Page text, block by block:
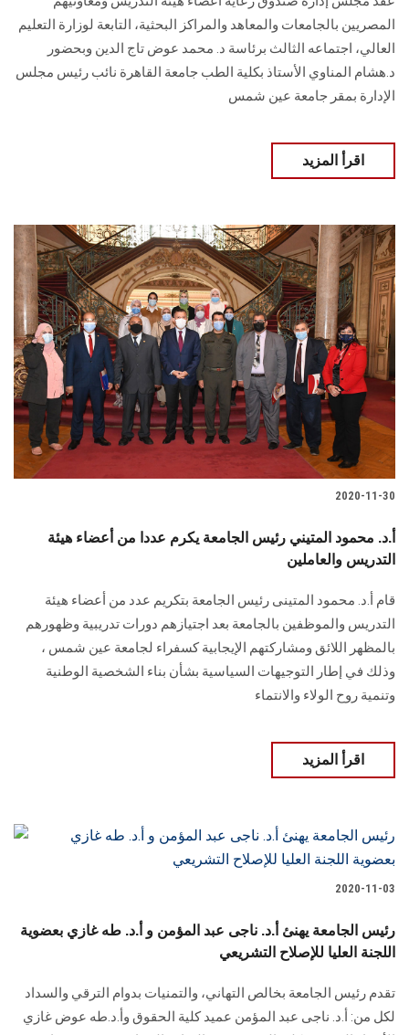
المصريين بالجامعات والمعاهد والمراكز البحثية، التابعة لوزارة التعليم
العالي، اجتماعه الثالث برئاسة د. محمد عوض تاج الدين وبحضور
د.هشام المناوي الأستاذ بكلية الطب جامعة القاهرة نائب رئيس مجلس
الإدارة بمقر جامعة عين شمس
اقرأ المزيد
2020-11-30
أ.د. محمود المتيني رئيس الجامعة يكرم عددا من أعضاء هيئة
التدريس والعاملين
قام أ.د. محمود المتينى رئيس الجامعة بتكريم عدد من أعضاء هيئة
التدريس والموظفين بالجامعة بعد اجتيازهم دورات تدريبية وظهورهم
بالمظهر اللائق ومشاركتهم الإيجابية كسفراء لجامعة عين شمس ،
وذلك في إطار التوجيهات السياسية بشأن بناء الشخصية الوطنية
وتنمية روح الولاء والانتماء
اقرأ المزيد
2020-11-03
رئيس الجامعة يهنئ أ.د. ناجى عبد المؤمن و أ.د. طه غازي بعضوية
اللجنة العليا للإصلاح التشريعي
تقدم رئيس الجامعة بخالص التهاني، والتمنيات بدوام الترقي والسداد
لكل من: أ.د. ناجى عبد المؤمن عميد كلية الحقوق وأ.د.طه عوض غازي